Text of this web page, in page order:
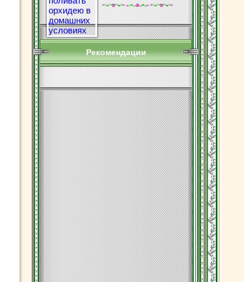
Рекомендации